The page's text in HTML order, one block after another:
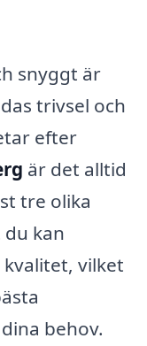
snyggt är
trivsel och
efter
är det alltid
tre olika
kan
vilket
behov.